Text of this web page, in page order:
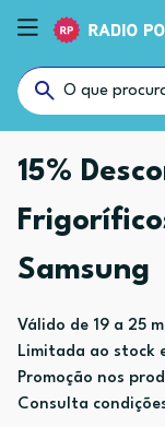
15%
Samsung
Válido de 19 a 25
Limitada ao stock
Promoção nos
Consulta